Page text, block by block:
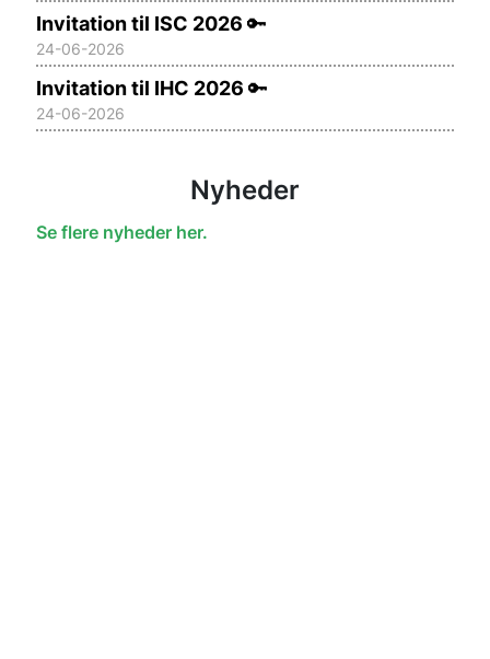
Invitation til ISC 2026 🔑
24-06-2026
Invitation til IHC 2026 🔑
24-06-2026
Nyheder
Se flere nyheder her.